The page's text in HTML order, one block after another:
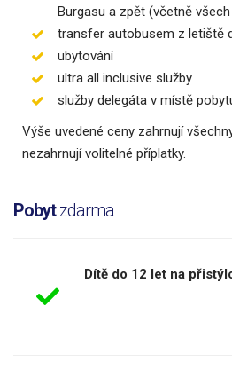
Burgasu a zpět (včetně
transfer autobusem z letiště
ubytování
ultra all inclusive služby
služby delegáta v místě
Výše uvedené ceny zahrnují
nezahrnují volitelné příplatky.
Pobytzdarma
Dítě do 12 let na